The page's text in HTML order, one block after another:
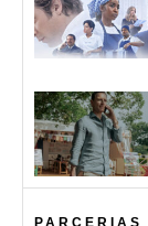
PARCERIAS